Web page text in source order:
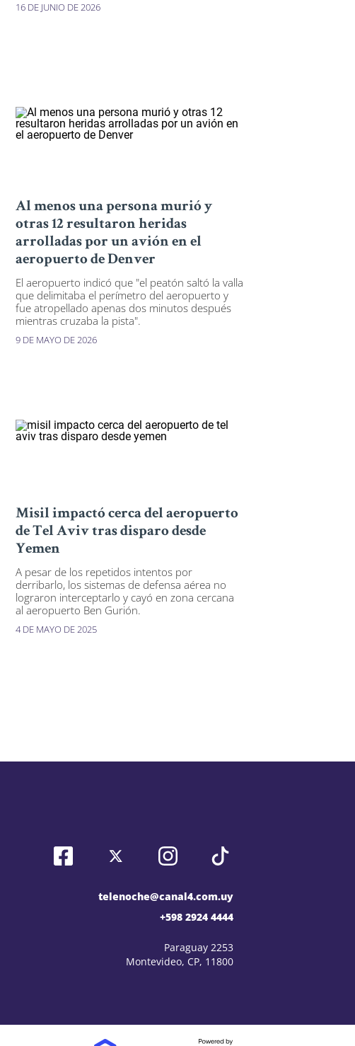
16 DE JUNIO DE 2026
Al menos una persona murió y
otras 12 resultaron heridas
arrolladas por un avión en el
aeropuerto de Denver
El aeropuerto indicó que "el peatón saltó la valla
que delimitaba el perímetro del aeropuerto y
fue atropellado apenas dos minutos después
mientras cruzaba la pista".
9 DE MAYO DE 2026
Misil impactó cerca del aeropuerto
de Tel Aviv tras disparo desde
Yemen
A pesar de los repetidos intentos por
derribarlo, los sistemas de defensa aérea no
lograron interceptarlo y cayó en zona cercana
al aeropuerto Ben Gurión.
4 DE MAYO DE 2025
telenoche@canal4.com.uy
+598 2924 4444
Paraguay 2253
Montevideo, CP, 11800